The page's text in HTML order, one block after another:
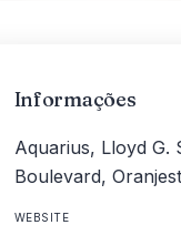
Informações
Aquarius, Lloyd G.
Boulevard,
WEBSITE